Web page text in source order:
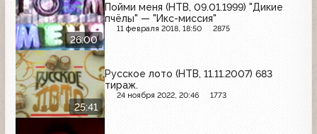
26:00
Пойми меня (НТВ, 09.01.1999) "Дикие
пчёлы" — "Икс-миссия"
11 февраля 2018, 18:50 2875
25:41
Русское лото (НТВ, 11.11.2007) 683
тираж.
24 ноября 2022, 20:46 1773